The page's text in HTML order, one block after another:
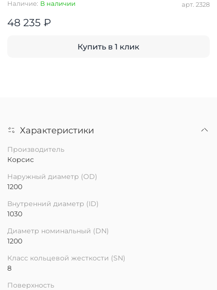
арт. 2328
Наличие: В наличии
48 235 ₽
Купить в 1 клик
Характеристики
Производитель
Корсис
Наружный диаметр (OD)
1200
Внутренний диаметр (ID)
1030
Диаметр номинальный (DN)
1200
Класс кольцевой жесткости (SN)
8
Поверхность